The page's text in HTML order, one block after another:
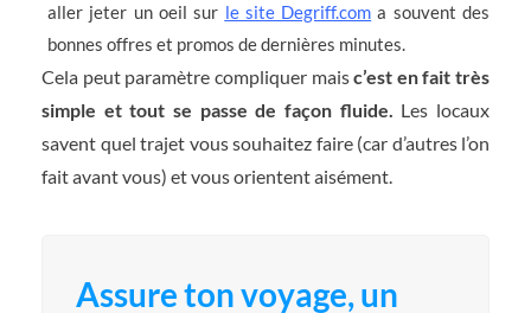
aller jeter un oeil sur le site Degriff.com a souvent des
bonnes offres et promos de dernières minutes.
Cela peut paramètre compliquer maisc’est en fait très
simple et tout se passe de façon fluide.
Les locaux
savent quel trajet vous souhaitez faire (car d’autres l’on
fait avant vous) et vous orientent aisément.
Assure ton voyage, un